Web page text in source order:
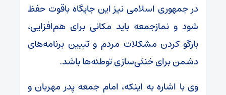
در جمهوری اسلامی نیز این جایگاه باقوت حفظ
شود و نمازجمعه باید مکانی برای هم‌افزایی،
بازگو کردن مشکلات مردم و تبیین برنامه‌های
دشمن برای خنثی‌سازی توطئه‌ها باشد.
وی با اشاره به اینکه، امام جمعه پدر مهربان و